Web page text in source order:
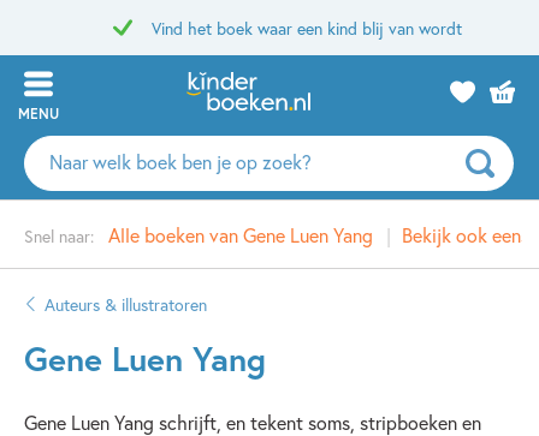
Vind het boek waar een kind blij van wordt
MENU
Zoeken
naar
auteurs
en
uitgevers
Snel naar: Alle boeken van Gene Luen Yang Bekijk ook eens
Auteurs & illustratoren
Gene Luen Yang
Gene Luen Yang schrijft, en tekent soms, stripboeken en